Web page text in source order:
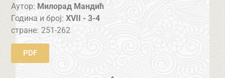
Аутор: Милорад Мандић
Година и број:XVII - 3-4
стране: 251-262
PDF